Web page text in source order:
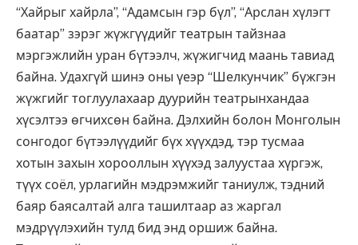
“Хайрыг хайрла”, “Адамсын гэр бүл”, “Арслан хүлэгт
баатар” зэрэг жүжгүүдийг театрын тайзнаа
мэргэжлийн уран бүтээлч, жүжигчид маань тавиад
байна. Удахгүй шинэ оны үеэр “Шелкунчик” бүжгэн
жүжгийг тоглуулахаар дуурийн театрынхандаа
хүсэлтээ өгчихсөн байна. Дэлхийн болон Монголын
сонгодог бүтээлүүдийг бүх хүүхдэд, тэр тусмаа
хотын захын хорооллын хүүхэд залуустаа хүргэж,
түүх соёл, урлагийн мэдрэмжийг таниулж, тэдний
баяр баясалтай алга ташилтаар аз жаргал
мэдрүүлэхийн тулд бид энд оршиж байна.